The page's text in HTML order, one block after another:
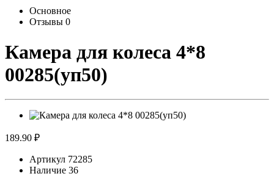
Основное
Отзывы 0
Камера для колеса 4*8
00285(уп50)
189.90 ₽
Артикул 72285
Наличие 36